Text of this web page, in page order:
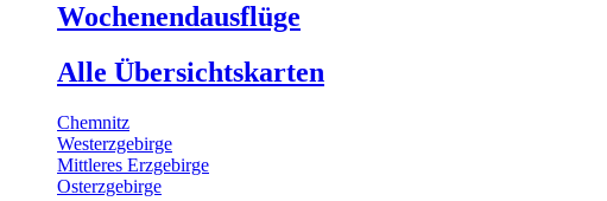
Wochenendausflüge
Alle Übersichtskarten
Chemnitz
Westerzgebirge
Mittleres Erzgebirge
Osterzgebirge